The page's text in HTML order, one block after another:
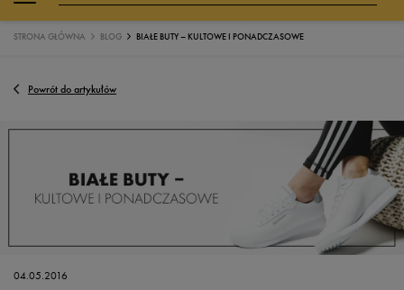
STRONA GŁÓWNA BLOG BIAŁE BUTY – KULTOWE I PONADCZASOWE
Powrót do artykułów
04.05.2016